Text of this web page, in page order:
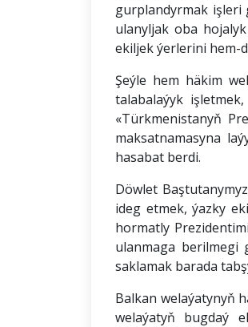
gurplandyrmak işleri
ulanyljak oba
ekiljek ýerlerini hem-
Şeýle hem häkim
talabalaýyk
«Türkmenistanyň
maksatnamasyna
hasabat berdi.
Döwlet
ideg etmek, ýazky
hormatly
ulanmaga berilmegi
saklamak barada
Balkan welaýatynyň
welaýatyň bugdaý